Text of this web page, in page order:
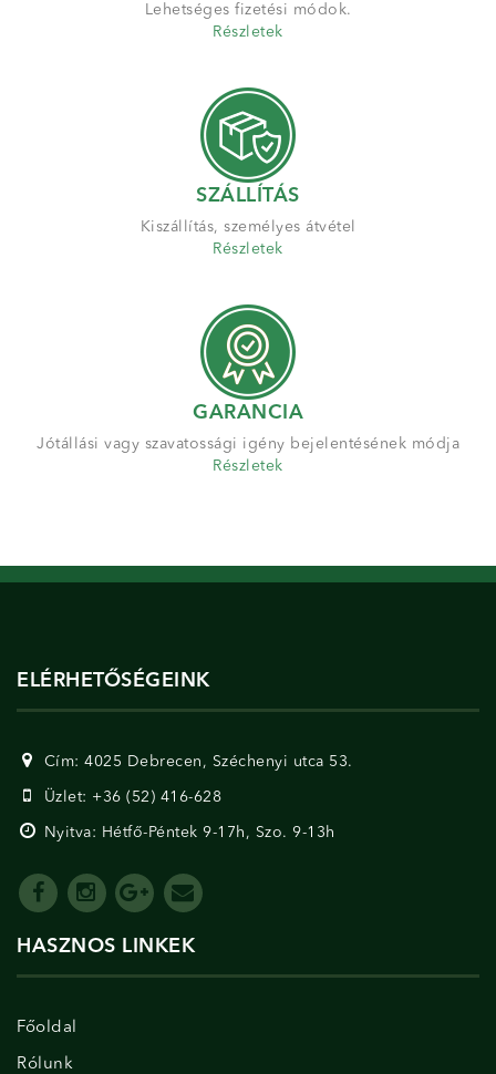
Lehetséges fizetési módok.
Részletek
SZÁLLÍTÁS
Kiszállítás, személyes átvétel
Részletek
GARANCIA
Jótállási vagy szavatossági igény bejelentésének módja
Részletek
ELÉRHETŐSÉGEINK
Cím: 4025 Debrecen, Széchenyi utca 53.
Üzlet: +36 (52) 416-628
Nyitva: Hétfő-Péntek 9-17h, Szo. 9-13h
HASZNOS LINKEK
Főoldal
Rólunk